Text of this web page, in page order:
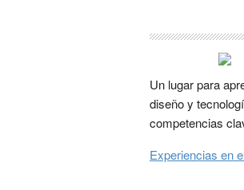
Un lugar para
diseño y
competencias
Experiencias en